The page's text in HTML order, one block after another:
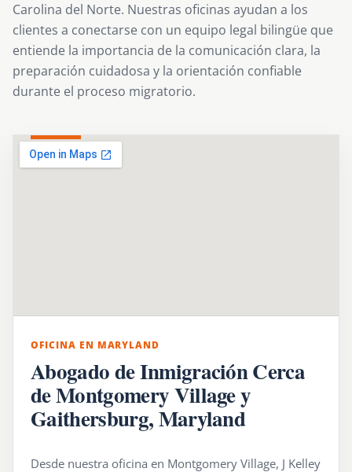
Carolina del Norte. Nuestras oficinas ayudan a los
clientes a conectarse con un equipo legal bilingüe que
entiende la importancia de la comunicación clara, la
preparación cuidadosa y la orientación confiable
durante el proceso migratorio.
OFICINA EN MARYLAND
Abogado de Inmigración Cerca
de Montgomery Village y
Gaithersburg, Maryland
Desde nuestra oficina en Montgomery Village, J Kelley